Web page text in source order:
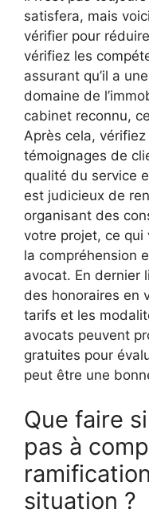
satisfera, mais
vérifier pour
vérifiez les
assurant qu’il a
domaine de
cabinet reconnu,
Après cela,
témoignages de
qualité du service
est judicieux de
organisant des
votre projet, ce qui
la compréhension
avocat. En dernier
des honoraires en
tarifs et les
avocats peuvent
gratuites pour
peut être une
Que faire
pas à
situation ?